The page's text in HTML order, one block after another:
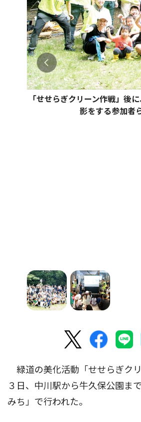
「せせらぎクリーン作戦」後
影をする参加者
緑道の美化活動「せせらぎク
３日、中川駅から牛久保公園ま
みち」で行われた。